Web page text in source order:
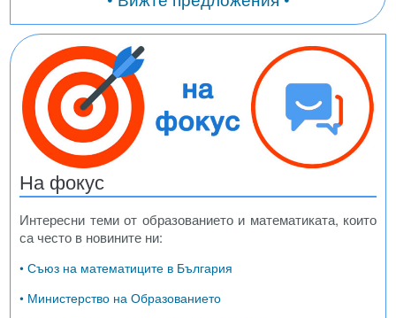
На фокус
Интересни теми от образованието и математиката, които
са често в новините ни:
• Съюз на математиците в България
• Министерство на Образованието